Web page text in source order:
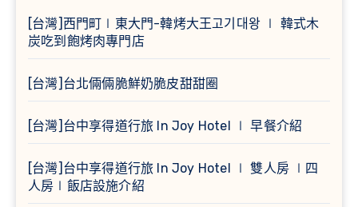
[台灣]西門町∣東大門-韓烤大王고기대왕 ∣ 韓式木
炭吃到飽烤肉專門店
[台灣]台北倆倆脆鮮奶脆皮甜甜圈
[台灣]台中享得道行旅 In Joy Hotel ∣ 早餐介紹
[台灣]台中享得道行旅 In Joy Hotel ∣ 雙人房 ∣四
人房∣飯店設施介紹